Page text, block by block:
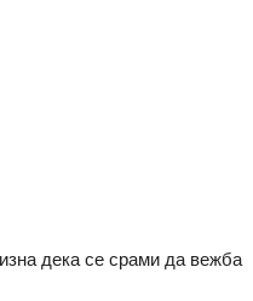
дека се срами да вежба